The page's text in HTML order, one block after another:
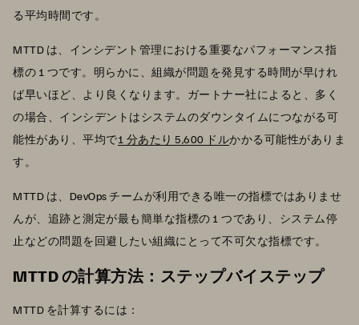
る平均時間です。
MTTD は、インシデント管理における重要なパフォーマンス指
標の 1 つです。明らかに、組織が問題を発見する時間が早けれ
ば早いほど、より良くなります。ガートナー社によると、多く
の場合、インシデントはシステムのダウンタイムにつながる可
能性があり、平均で1 分あたり 5,600 ドルかかる可能性がありま
す。
MTTD は、DevOps チームが利用できる唯一の指標ではありませ
んが、追跡と測定が最も簡単な指標の 1 つであり、システム停
止などの問題を回避したい組織にとって不可欠な指標です。
MTTD の計算方法：ステップバイステップ
MTTD を計算するには：